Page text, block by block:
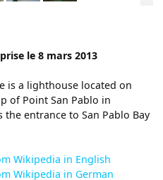
prise le 8 mars 2013
is a lighthouse located on
of Point San Pablo in
entrance to San Pablo Bay
Wikipedia in English
Wikipedia in German